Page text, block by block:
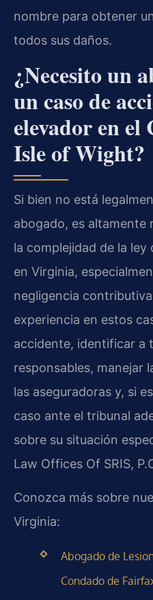
nombre para obtener
todos sus daños.
¿Necesito un
un caso de
elevador en el
Isle of Wight?
Si bien no está
abogado, es altamente
la complejidad de la ley
en Virginia,
negligencia
experiencia en estos
accidente, identificar a
responsables, manejar
las aseguradoras y, si
caso ante el tribunal
sobre su situación
Law Offices Of SRIS,
Conozca más sobre
Virginia:
Abogado de
Condado de